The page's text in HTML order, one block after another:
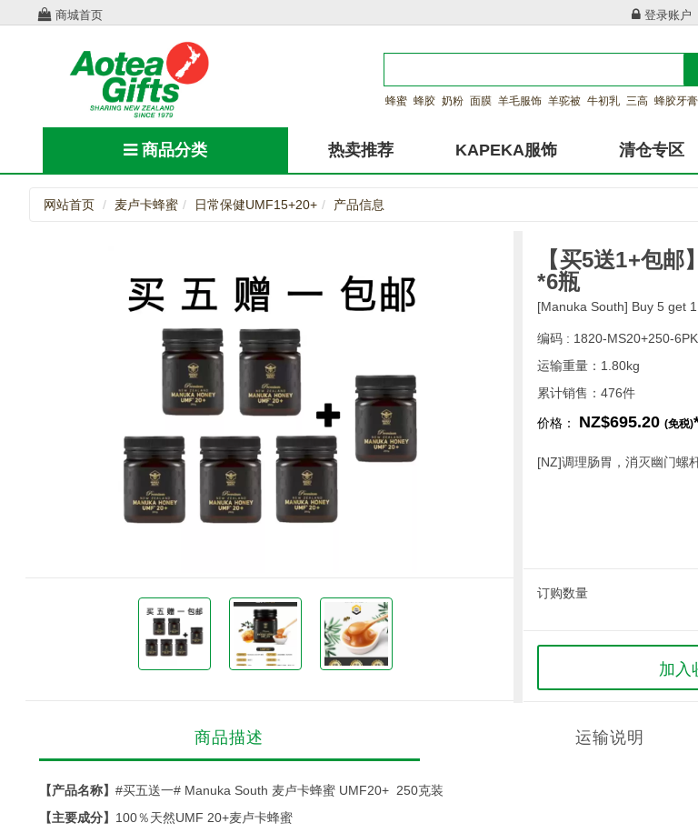
商城首页 登录账户
蜂蜜 蜂胶 奶粉 面膜 羊毛服饰 羊驼被 牛初乳 三高 蜂胶牙膏
商品分类 热卖推荐 KAPEKA服饰 清仓专区
网站首页 麦卢卡蜂蜜 日常保健UMF15+20+ 产品信息
【买5送1+包
*6瓶
[Manuka South] Buy 5 get
编码 : 1820-MS20+250-6PK
运输重量：1.80kg
累计销售：476件
价格： NZ$695.20(免税)
[NZ]调理肠胃，消灭幽门螺
订购数量
加入
商品描述 运输说明
【产品名称】 #买五送一# Manuka South 麦卢卡蜂蜜 UMF20+ 250克装
【主要成分】 100％天然UMF 20+麦卢卡蜂蜜